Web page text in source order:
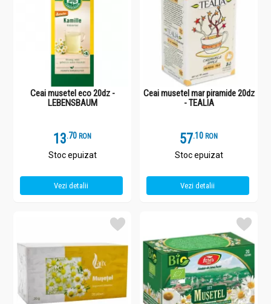
Ceai musetel eco 20dz -
LEBENSBAUM
13.7 RON
Stoc epuizat
Vezi detalii
Ceai musetel mar piramide 20dz
- TEALIA
57.1 RON
Stoc epuizat
Vezi detalii